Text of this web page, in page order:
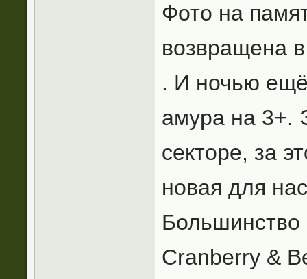
Фото на
возвращена
. И ночью
амура на 3+.
секторе, за
новая для
Cranberry &